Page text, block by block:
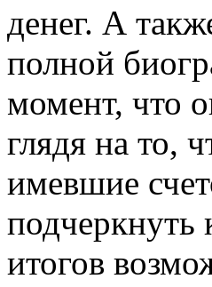
денег. А
полной
момент, что
глядя на то,
имевшие
подчеркнуть
итогов